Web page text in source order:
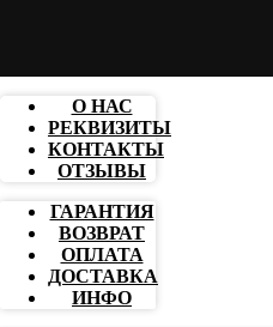
О НАС
РЕКВИЗИТЫ
КОНТАКТЫ
ОТЗЫВЫ
ГАРАНТИЯ
ВОЗВРАТ
ОПЛАТА
ДОСТАВКА
ИНФО